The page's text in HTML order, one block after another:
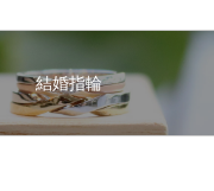
結婚指輪